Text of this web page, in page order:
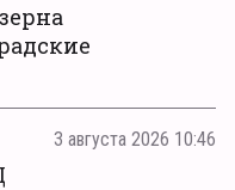
3 августа 2026 10:46